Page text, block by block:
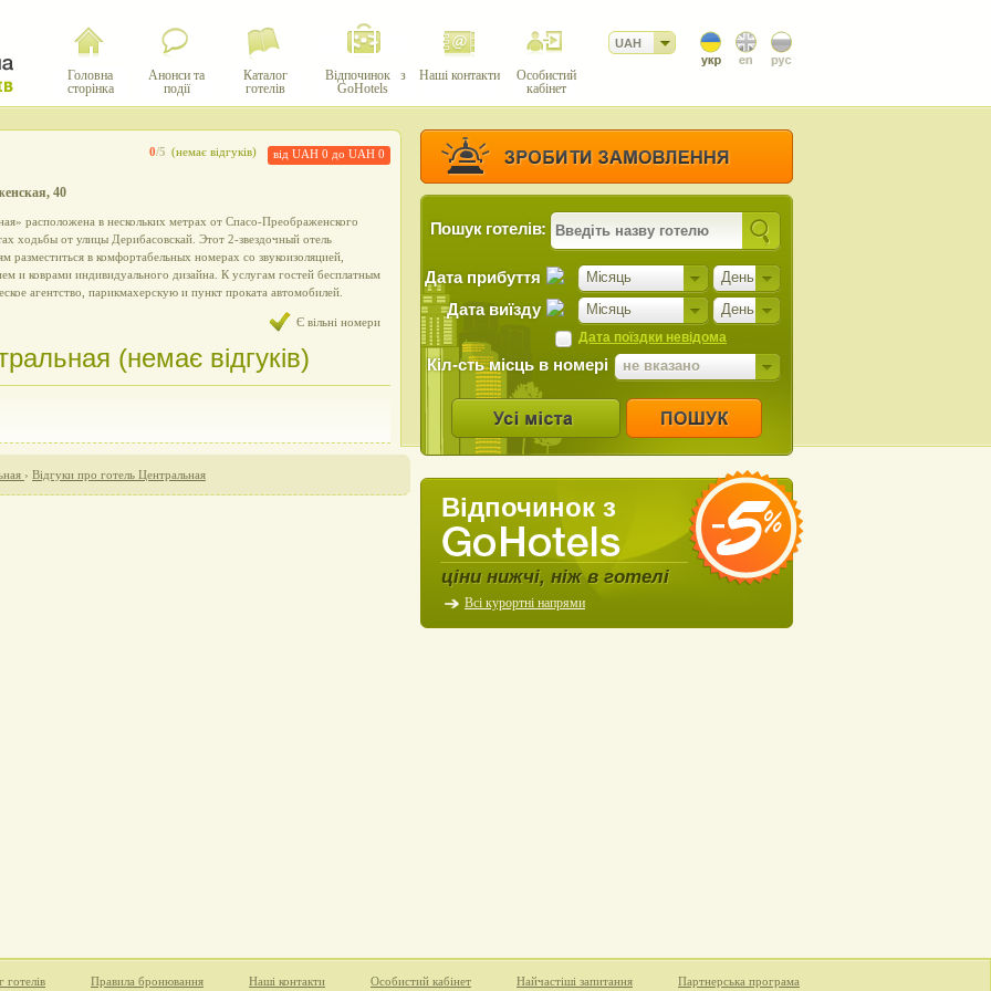
Головна
сторінка
Анонси та
події
Каталог
готелів
Відпочинок з
GoHotels
Наші контакти
Особистий
кабінет
UAH
0/5 (немає відгуків) від UAH 0 до UAH 0
40
расположена в нескольких метрах от Спасо-Преображенского
ходьбы от улицы Дерибасовскай. Этот 2-звездочный отель
разместиться в комфортабельных номерах со звукоизоляцией,
и коврами индивидуального дизайна. К услугам гостей бесплатным
агентство, парикмахерскую и пункт проката автомобилей.
Є вільні номери
(немає відгуків)
› Відгуки про готель Центральная
Пошук готелів:
Місяць День
Дата прибуття
Місяць День
Дата виїзду
Дата поїздки невідома
Кіл-сть місць в номері не вказано
Відпочинок з
ціни нижчі, ніж в готелі
Всі курортні напрями
готелів Правила бронювання Наші контакти Особистий кабінет Найчастіші запитання Партнерська програма